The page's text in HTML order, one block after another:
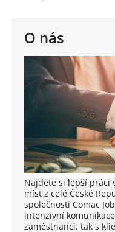
O nás
Najděte si lepší práci
míst z celé České
společnosti Comac
intenzivní
zaměstnanci, tak s